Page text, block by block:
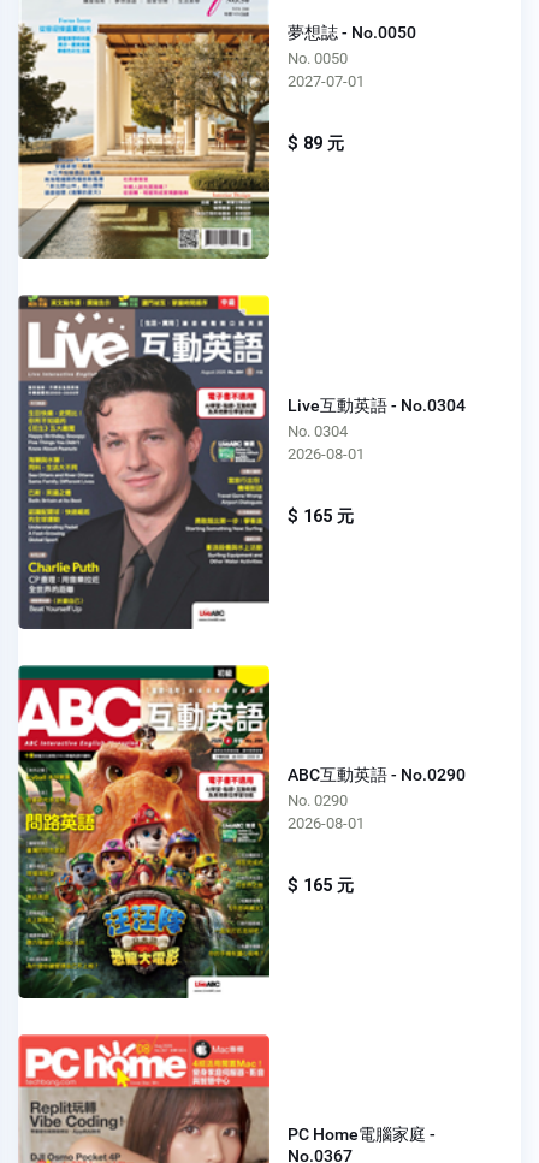
夢想誌 - No.0050
No. 0050
2027-07-01
$ 89 元
Live互動英語 - No.0304
No. 0304
2026-08-01
$ 165 元
ABC互動英語 - No.0290
No. 0290
2026-08-01
$ 165 元
PC Home電腦家庭 -
No.0367